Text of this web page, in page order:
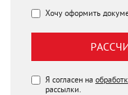
Хочу оформить
Я согласен на
рассылки.